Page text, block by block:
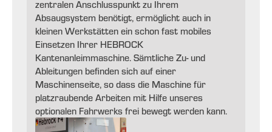
zentralen Anschlusspunkt zu Ihrem
Absaugsystem benötigt, ermöglicht auch in
kleinen Werkstätten ein schon fast mobiles
Einsetzen Ihrer HEBROCK
Kantenanleimmaschine. Sämtliche Zu- und
Ableitungen befinden sich auf einer
Maschinenseite, so dass die Maschine für
platzraubende Arbeiten mit Hilfe unseres
optionalen Fahrwerks frei bewegt werden kann.